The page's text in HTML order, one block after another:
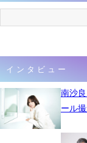
インタビュー
南沙
ール